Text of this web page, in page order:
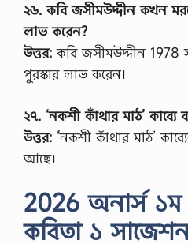
২৬. কবি জসীমউদ্দীন কখন
লাভ করেন?
উত্তর: কবি জসীমউদ্দীন 1978
পুরস্কার লাভ করেন।
২৭. ‘নকশী কাঁথার মাঠ’ কাব্যে
উত্তর: ‘নকশী কাঁথার মাঠ’
আছে।
2026 অনার্স ১ম
কবিতা ১